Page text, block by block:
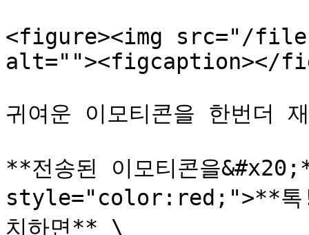
<figure><img src="/
alt=""><figcaption></
귀여운 이모티콘을 한번더
**전송된 이모티콘을
style="color:red;">**톡
치하면** \